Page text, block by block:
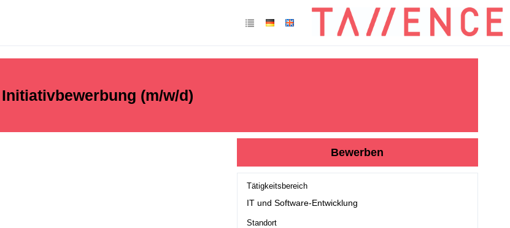
Initiativbewerbung (m/w/d)
Bewerben
Tätigkeitsbereich
IT und Software-Entwicklung
Standort